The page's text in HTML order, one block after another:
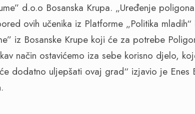
d.o.o Bosanska Krupa. „Uređenje
ovih učenika iz Platforme „Politika
iz Bosanske Krupe koji će za potrebe
način ostavićemo iza sebe korisno djelo,
dodatno uljepšati ovaj grad“ izjavio je Enes